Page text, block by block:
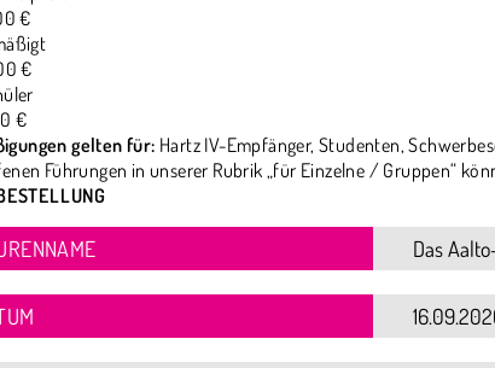
€
€
€
gelten für: Hartz IV-Empfänger, Studenten,
Führungen in unserer Rubrik „für Einzelne / Gruppen“